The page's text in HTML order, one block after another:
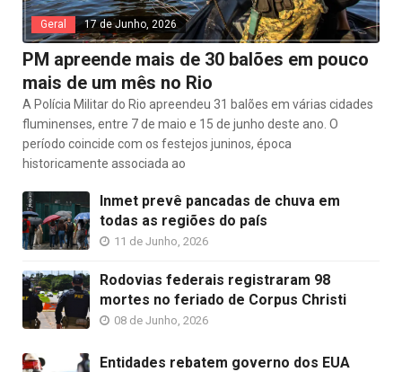
Geral 17 de Junho, 2026
PM apreende mais de 30 balões em pouco
mais de um mês no Rio
A Polícia Militar do Rio apreendeu 31 balões em várias cidades
fluminenses, entre 7 de maio e 15 de junho deste ano. O
período coincide com os festejos juninos, época
historicamente associada ao
Inmet prevê pancadas de chuva em
todas as regiões do país
11 de Junho, 2026
Rodovias federais registraram 98
mortes no feriado de Corpus Christi
08 de Junho, 2026
Entidades rebatem governo dos EUA